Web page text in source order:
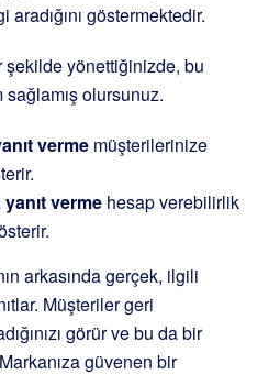
göstermektedir.
yönettiğinizde, bu
olursunuz.
verme müşterilerinize
verme hesap verebilirlik
arkasında gerçek, ilgili
Müşteriler geri
görür ve bu da bir
güvenen bir